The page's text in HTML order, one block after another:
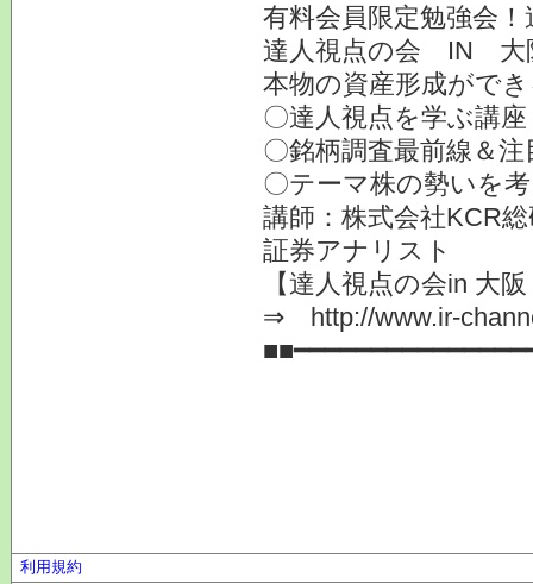
有料会員限定勉強会
達人視点の会 IN 大
本物の資産形成がで
〇達人視点を学ぶ講
〇銘柄調査最前線＆
〇テーマ株の勢いを
講師：株式会社KCR
証券アナリス
【達人視点の会in 大
⇒ http://www.ir-
利用規約